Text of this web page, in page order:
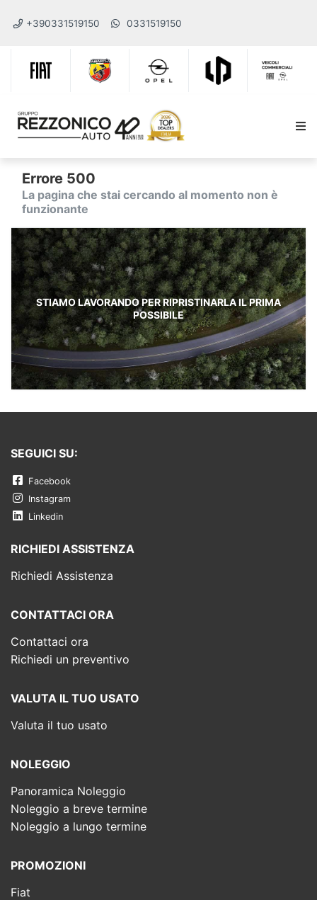
+390331519150 0331519150
Errore 500
La pagina che stai cercando al momento non è
funzionante
STIAMO LAVORANDO PER RIPRISTINARLA IL PRIMA
POSSIBILE
SEGUICI SU:
Facebook
Instagram
Linkedin
RICHIEDI ASSISTENZA
Richiedi Assistenza
CONTATTACI ORA
Contattaci ora
Richiedi un preventivo
VALUTA IL TUO USATO
Valuta il tuo usato
NOLEGGIO
Panoramica Noleggio
Noleggio a breve termine
Noleggio a lungo termine
PROMOZIONI
Fiat